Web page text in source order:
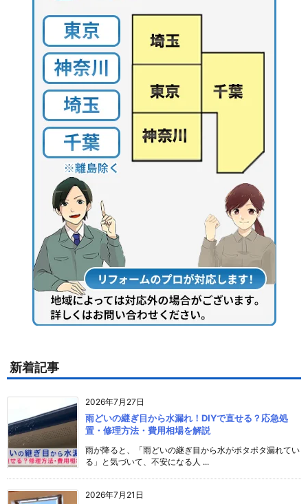
新着記事
2026年7月27日
雨どいの継ぎ目から水漏れ！DIYで直せる？応急処
置・修理方法・費用相場を解説
雨が降ると、「雨どいの継ぎ目から水がポタポタ漏れてい
る」と気づいて、不安になる人 ...
2026年7月21日